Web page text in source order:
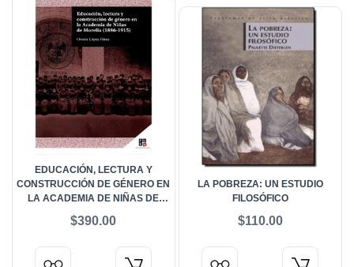
EDUCACIÓN, LECTURA Y
CONSTRUCCIÓN DE GÉNERO EN
LA ACADEMIA DE NIÑAS DE
$390.00
LA POBREZA: UN ESTUDIO
FILOSÓFICO
$110.00